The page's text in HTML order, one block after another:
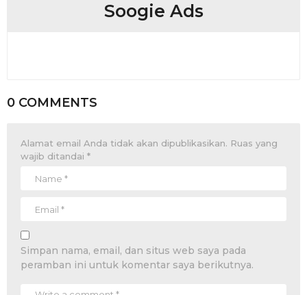
Soogie Ads
0 COMMENTS
Alamat email Anda tidak akan dipublikasikan. Ruas yang
wajib ditandai *
Simpan nama, email, dan situs web saya pada
peramban ini untuk komentar saya berikutnya.